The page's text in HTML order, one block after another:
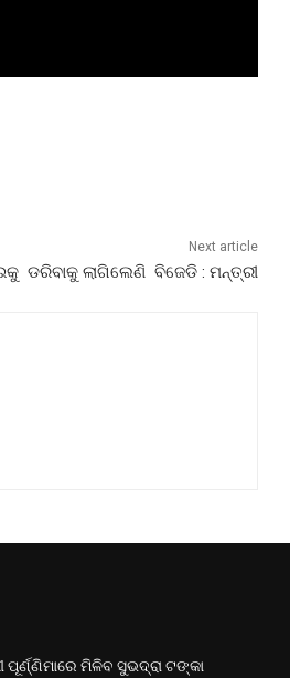
Next article
ଡରିବାକୁ ଲାଗିଲେଣି ବିଜେଡି : ମନ୍ତ୍ରୀ
ପୂର୍ଣ୍ଣିମାରେ ମିଳିବ ସୁଭଦ୍ରା ଟଙ୍କା